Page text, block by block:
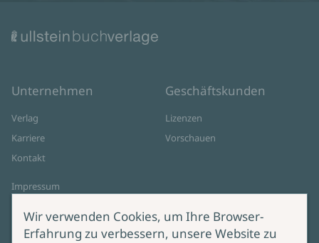
Unternehmen
Verlag
Karriere
Kontakt
Impressum
Cookie-Einstellungen
Geschäftskunden
Lizenzen
Vorschauen
Wir verwenden Cookies, um Ihre Browser-
Erfahrung zu verbessern, unsere Website zu